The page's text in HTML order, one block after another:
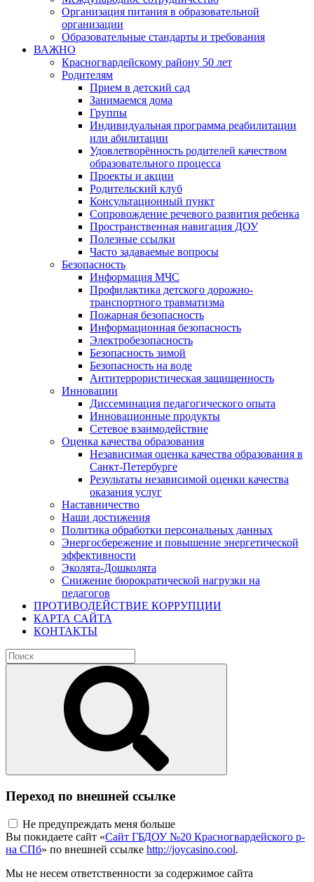
Организация питания в образовательной
организации
Образовательные стандарты и требования
ВАЖНО
Красногвардейскому району 50 лет
Родителям
Прием в детский сад
Занимаемся дома
Группы
Индивидуальная программа реабилитации
или абилитации
Удовлетворённость родителей качеством
образовательного процесса
Проекты и акции
Родительский клуб
Консультационный пункт
Сопровождение речевого развития ребенка
Пространственная навигация ДОУ
Полезные ссылки
Часто задаваемые вопросы
Безопасность
Информация МЧС
Профилактика детского дорожно-
транспортного травматизма
Пожарная безопасность
Информационная безопасность
Электробезопасность
Безопасность зимой
Безопасность на воде
Антитеррористическая защищенность
Инновации
Диссеминация педагогического опыта
Инновационные продукты
Сетевое взаимодействие
Оценка качества образования
Независимая оценка качества образования в
Санкт-Петербурге
Результаты независимой оценки качества
оказания услуг
Наставничество
Наши достижения
Политика обработки персональных данных
Энергосбережение и повышение энергетической
эффективности
Эколята-Дошколята
Снижение бюрократической нагрузки на
педагогов
ПРОТИВОДЕЙСТВИЕ КОРРУПЦИИ
КАРТА САЙТА
КОНТАКТЫ
Переход по внешней ссылке
Не предупреждать меня больше
Вы покидаете сайт «Сайт ГБДОУ №20 Красногвардейского р-
на СПб» по внешней ссылке http://joycasino.cool.
Мы не несем ответственности за содержимое сайта